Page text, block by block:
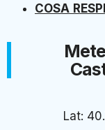
COSA
Lat: